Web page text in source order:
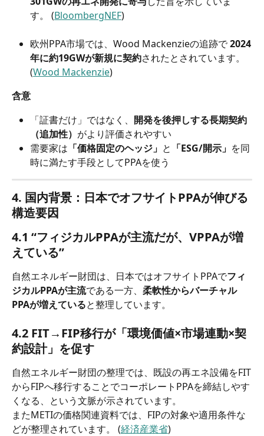
す。 (BloombergNEF)
欧州PPA市場では、Wood Mackenzieの追跡で 2024
年に約19GWが新規に契約されたとされています。
(Wood Mackenzie)
含意
「証書だけ」ではなく、 開発を後押しする長期契約
（追加性） がより評価されやすい
需要家は 「価格固定のヘッジ」 と 「ESG/開示」 を同
時に満たす手段としてPPAを使う
4. 国内背景：日本でオフサイトPPAが伸びる
構造要因
4.1 “フィジカルPPAが主流だが、VPPAが増
えている”
自然エネルギー財団は、日本ではオフサイトPPAでフィ
ジカルPPAが主流である一方、 柔軟性からバーチャル
PPAが増えていると整理しています。
4.2 FIT→FIP移行が「環境価値×市場連動×契
約設計」を促す
自然エネルギー財団の整理では、既設の再エネ設備をFIT
からFIPへ移行することでコーポレートPPAを締結しやす
くなる、という文脈が示されています。
またMETIの価格関連資料では、FIPの対象や適用条件な
どが整理されています。 (経済産業省)